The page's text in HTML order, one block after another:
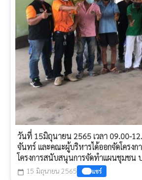
วันที่ 15มิถุนายน 2565 เวลา 09.00-
จันทร์ และคณะผู้บริหารได้ออกจัดโคร
โครงการสนับสนุนการจัดทำแผนชุมชน
calendar_today 15 มิถุนายน 2565 แชร์